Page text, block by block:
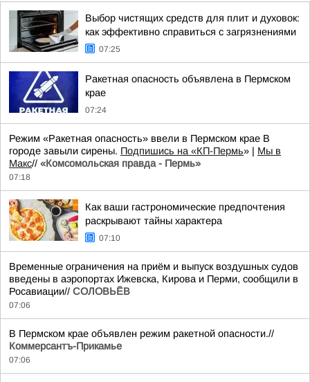
Выбор чистящих средств для плит и духовок:
как эффективно справиться с загрязнениями
07:25
Ракетная опасность объявлена в Пермском
крае
07:24
Режим «Ракетная опасность» ввели в Пермском крае В
городе завыли сирены. Подпишись на «КП-Пермь» | Мы в
Maкс// «Комсомольская правда - Пермь»
07:18
Как ваши гастрономические предпочтения
раскрывают тайны характера
07:10
Временные ограничения на приём и выпуск воздушных судов
введены в аэропортах Ижевска, Кирова и Перми, сообщили в
Росавиации// СОЛОВЬЁВ
07:06
В Пермском крае объявлен режим ракетной опасности.//
Коммерсантъ-Прикамье
07:06